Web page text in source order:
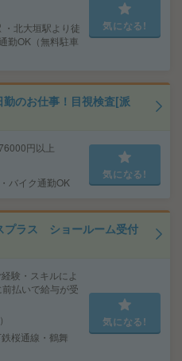
北大垣駅より徒
勤OK（無料駐車
気になる!
のお仕事！目視検査[派
円以上
バイク通勤OK
気になる!
ラス ショールーム受付
験・スキルによ
払いで給与が受
桜通線・鶴舞
気になる!